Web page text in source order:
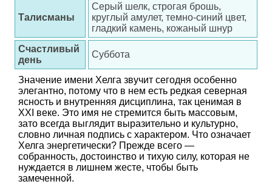
Талисманы
Серый шелк, строгая брошь,
круглый амулет, темно-синий цвет,
гладкий камень, кожаный шнур
Счастливый
день
Суббота
Значение имени Хелга звучит сегодня особенно
элегантно, потому что в нем есть редкая северная
ясность и внутренняя дисциплина, так ценимая в
XXI веке. Это имя не стремится быть массовым,
зато всегда выглядит выразительно и культурно,
словно личная подпись с характером. Что означает
Хелга энергетически? Прежде всего —
собранность, достоинство и тихую силу, которая не
нуждается в лишнем жесте, чтобы быть
замеченной.